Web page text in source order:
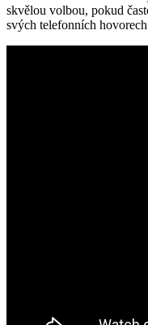
skvělou volbou, pokud
svých telefonních